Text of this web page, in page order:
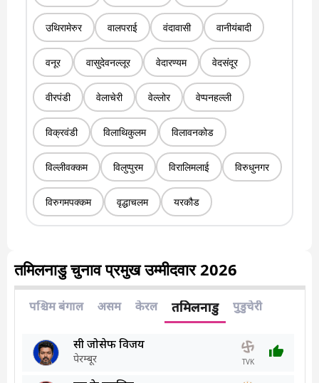
उथिरामेरुर वालपराई वंदावासी वानीयंबादी
वनूर वासुदेवनल्लूर वेदारण्यम वेदसंदूर
वीरपंडी वेलाचेरी वेल्लोर वेप्पनहल्ली
विक्रवंडी विलाथिकुलम विलावनकोड
विल्लीवक्कम विलुप्पुरम विरालिमलाई विरुधुनगर
विरुगमपक्कम वृद्धाचलम यरकौड
तमिलनाडु चुनाव प्रमुख उम्मीदवार 2026